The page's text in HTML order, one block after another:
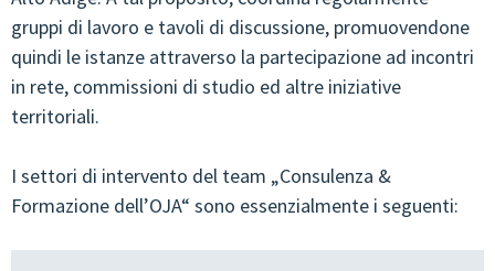
gruppi di lavoro e tavoli di discussione, promuovendone
quindi le istanze attraverso la partecipazione ad incontri
in rete, commissioni di studio ed altre iniziative
territoriali.
I settori di intervento del team „Consulenza &
Formazione dell’OJA“ sono essenzialmente i seguenti: